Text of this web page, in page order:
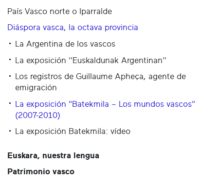
País Vasco norte o Iparralde
Diáspora vasca, la octava provincia
La Argentina de los vascos
La exposición ''Euskaldunak Argentinan''
Los registros de Guillaume Apheça, agente de
emigración
La exposición "Batekmila – Los mundos vascos"
(2007-2010)
La exposición Batekmila: vídeo
Euskara, nuestra lengua
Patrimonio vasco